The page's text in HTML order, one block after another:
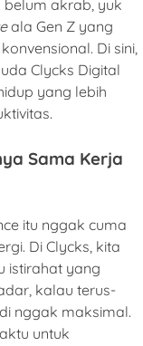
belum akrab, yuk
ala Gen Z yang
Di sini,
Clycks Digital
yang lebih
Sama Kerja
itu nggak cuma
Di Clycks, kita
istirahat yang
kalau terus-
nggak maksimal.
untuk